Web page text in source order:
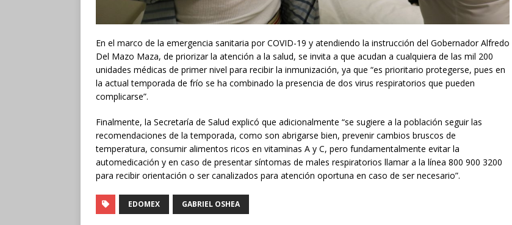
En el marco de la emergencia sanitaria por COVID-19 y atendiendo la instrucción del Gobernador Alfredo
Del Mazo Maza, de priorizar la atención a la salud, se invita a que acudan a cualquiera de las mil 200
unidades médicas de primer nivel para recibir la inmunización, ya que “es prioritario protegerse, pues en
la actual temporada de frío se ha combinado la presencia de dos virus respiratorios que pueden
complicarse”.
Finalmente, la Secretaría de Salud explicó que adicionalmente “se sugiere a la población seguir las
recomendaciones de la temporada, como son abrigarse bien, prevenir cambios bruscos de
temperatura, consumir alimentos ricos en vitaminas A y C, pero fundamentalmente evitar la
automedicación y en caso de presentar síntomas de males respiratorios llamar a la línea 800 900 3200
para recibir orientación o ser canalizados para atención oportuna en caso de ser necesario”.
EDOMEX GABRIEL OSHEA